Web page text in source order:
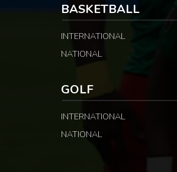
BASKETBALL
INTERNATIONAL
NATIONAL
GOLF
INTERNATIONAL
NATIONAL